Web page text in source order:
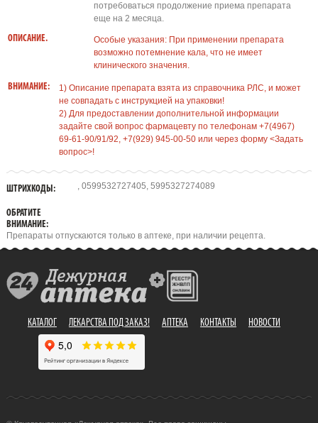
потребоваться продолжение приема препарата
еще на 2 месяца.
ОПИСАНИЕ.
Особые указания: При применении препарата
возможно потемнение кала, что не имеет
клинического значения.
ВНИМАНИЕ:
1) Описание препарата взята из справочника РЛС, и может
не совпадать с инструкцией на упаковки!
2) Для предоставлении дополнительной информации
задайте свой вопрос фармацевту по телефонам +7(4967)
69-61-90/91/92, +7(929) 945-00-50 или через форму <Задать
вопрос>!
ШТРИХКОДЫ: , 0599532727405, 5995327274089
ОБРАТИТЕ
ВНИМАНИЕ:
Препараты отпускаются только в аптеке, при наличии рецепта.
КАТАЛОГ ЛЕКАРСТВА ПОД ЗАКАЗ! АПТЕКА КОНТАКТЫ НОВОСТИ